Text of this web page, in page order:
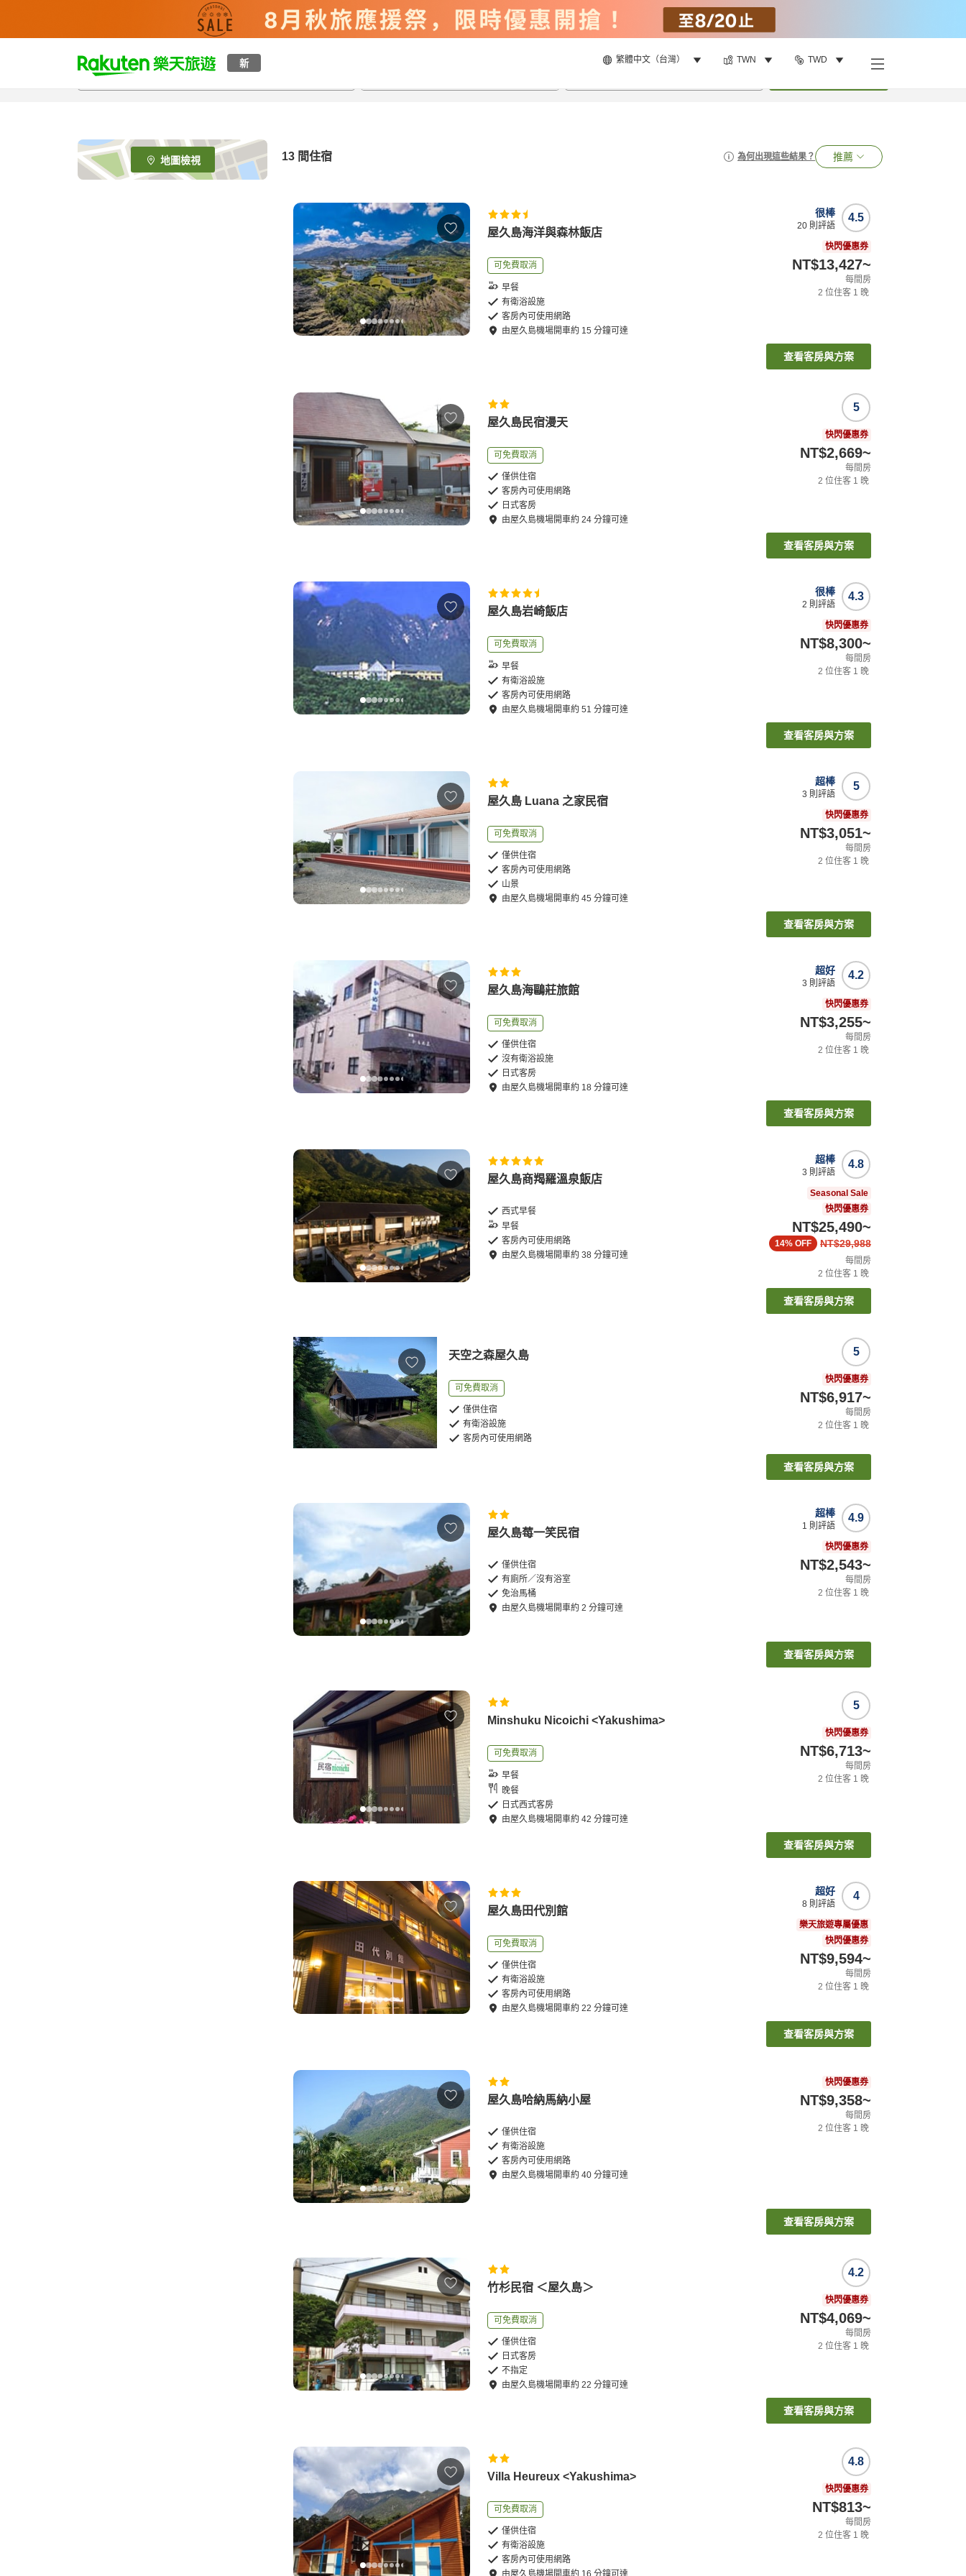
新 繁體中文（台灣） TWN TWD
t
p
e
_
s
地圖檢視 13 間住宿 為何出現這些結果？ 推薦
屋久島海洋與森林飯店
可免費取消
早餐
有衛浴設施
客房內可使用網路
由屋久島機場開車約 15 分鐘可達
4.5
很棒
20 則評語
快閃優惠券
NT$13,427~
每間房
2 位住客 1 晚
查看客房與方案
屋久島民宿漫天
可免費取消
僅供住宿
客房內可使用網路
日式客房
由屋久島機場開車約24 分鐘可達
5
快閃優惠券
NT$2,669~
每間房
2 位住客 1 晚
查看客房與方案
屋久島岩崎飯店
可免費取消
早餐
有衛浴設施
客房內可使用網路
由屋久島機場開車約51 分鐘可達
4.3
很棒
2 則評語
快閃優惠券
NT$8,300~
每間房
2 位住客 1 晚
查看客房與方案
屋久島 Luana 之家民宿
可免費取消
僅供住宿
客房內可使用網路
山景
由屋久島機場開車約45 分鐘可達
5
超棒
3 則評語
快閃優惠券
NT$3,051~
每間房
2 位住客 1 晚
查看客房與方案
屋久島海鷗莊旅館
可免費取消
僅供住宿
沒有衛浴設施
日式客房
由屋久島機場開車約 18 分鐘可達
4.2
超好
3 則評語
快閃優惠券
NT$3,255~
每間房
2 位住客 1 晚
查看客房與方案
屋久島商羯羅溫泉飯店
西式早餐
早餐
客房內可使用網路
由屋久島機場開車約38 分鐘可達
4.8
超棒
3 則評語
Seasonal Sale
快閃優惠券
NT$25,490~
NT$29,988
14% OFF
每間房
2 位住客 1 晚
查看客房與方案
天空之森屋久島
可免費取消
僅供住宿
有衛浴設施
客房內可使用網路
5
快閃優惠券
NT$6,917~
每間房
2 位住客 1 晚
查看客房與方案
屋久島莓一笑民宿
僅供住宿
有廁所／沒有浴室
免治馬桶
由屋久島機場開車約2 分鐘可達
4.9
超棒
1 則評語
快閃優惠券
NT$2,543~
每間房
2 位住客 1 晚
查看客房與方案
Minshuku Nicoichi <Yakushima>
可免費取消
早餐
晚餐
日式西式客房
由屋久島機場開車約42 分鐘可達
5
快閃優惠券
NT$6,713~
每間房
2 位住客 1 晚
查看客房與方案
屋久島田代別館
可免費取消
僅供住宿
有衛浴設施
客房內可使用網路
由屋久島機場開車約22 分鐘可達
4
超好
8 則評語
樂天旅遊專屬優惠
快閃優惠券
NT$9,594~
每間房
2 位住客 1 晚
查看客房與方案
屋久島哈納馬納小屋
僅供住宿
有衛浴設施
客房內可使用網路
由屋久島機場開車約40 分鐘可達
快閃優惠券
NT$9,358~
每間房
2 位住客 1 晚
查看客房與方案
竹杉民宿 ＜屋久島＞
可免費取消
僅供住宿
日式客房
不指定
由屋久島機場開車約22 分鐘可達
4.2
快閃優惠券
NT$4,069~
每間房
2 位住客 1 晚
查看客房與方案
Villa Heureux <Yakushima>
可免費取消
僅供住宿
有衛浴設施
客房內可使用網路
由屋久島機場開車約 16 分鐘可達
4.8
快閃優惠券
NT$813~
每間房
2 位住客 1 晚